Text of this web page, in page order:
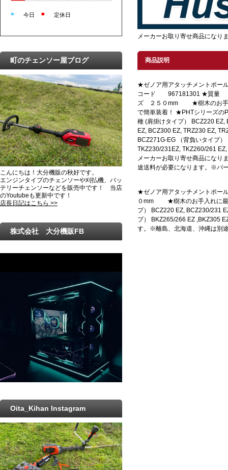
メーカーお取り寄せ商品にな
商品説明
★ゼノア用アタッチメントポー
コード 967181301 ★質
ズ ２５０mm ★樹木のお手
で簡単装着！ ★PHTシリーズの
種 (肩掛けタイプ） BCZ220
EZ, BCZ300 EZ, TRZ230 EZ,
BCZ271G-EG （背負いタイプ
TKZ230/231EZ, TKZ260/261
メーカーお取り寄せ商品になり
途送料が必要になります。※バ
★ゼノア用アタッチメント
０mm ★樹木のお手入れに最
プ） BCZ220 EZ, BCZ230/231
プ） BKZ265/266 EZ ,BKZ305
す。※離島、北海道、沖縄は別
■ 今日 ■ 定休日
町のチェンソー屋ブログ
こんにちは！大分機販の秋好です。
エンジンタイプのチェンソーや刈払機、バッ
テリーチェンソーなどを販売中です！ 当店
のYoutubeも更新中です！
店長日記はこちら >>
株式会社 大分機販FB
Oita_Kihan Instagram